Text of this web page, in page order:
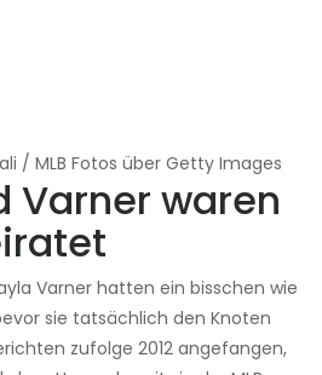
/ MLB Fotos über Getty Images
Varner waren
Varner hatten ein bisschen wie
sie tatsächlich den Knoten
zufolge 2012 angefangen,